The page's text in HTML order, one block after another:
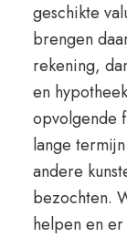
geschikte
brengen
rekening,
en
opvolgende
lange
andere
bezochten.
helpen en